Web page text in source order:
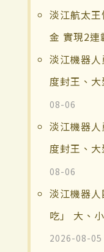
淡江航太
金 實現2連
淡江機器
度封王、
08-06
淡江機器
度封王、
08-06
淡江機器
吃」 大、
2026-08-05